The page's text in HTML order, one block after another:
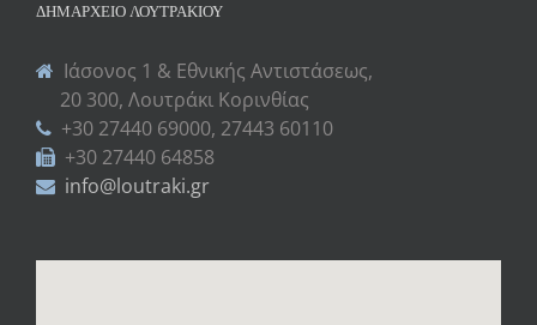
ΔΗΜΑΡΧΕΊΟ ΛΟΥΤΡΑΚΊΟΥ
Ιάσονος 1 & Εθνικής Αντιστάσεως,
20 300, Λουτράκι Κορινθίας
+30 27440 69000, 27443 60110
+30 27440 64858
info@loutraki.gr